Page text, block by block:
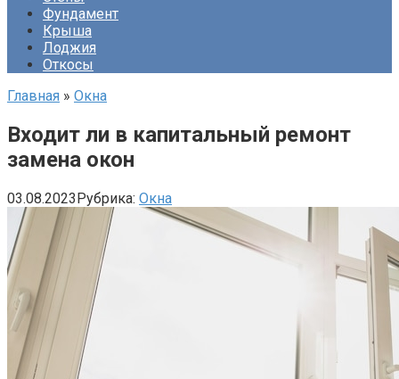
Фундамент
Крыша
Лоджия
Откосы
Главная » Окна
Входит ли в капитальный ремонт
замена окон
03.08.2023Рубрика: Окна